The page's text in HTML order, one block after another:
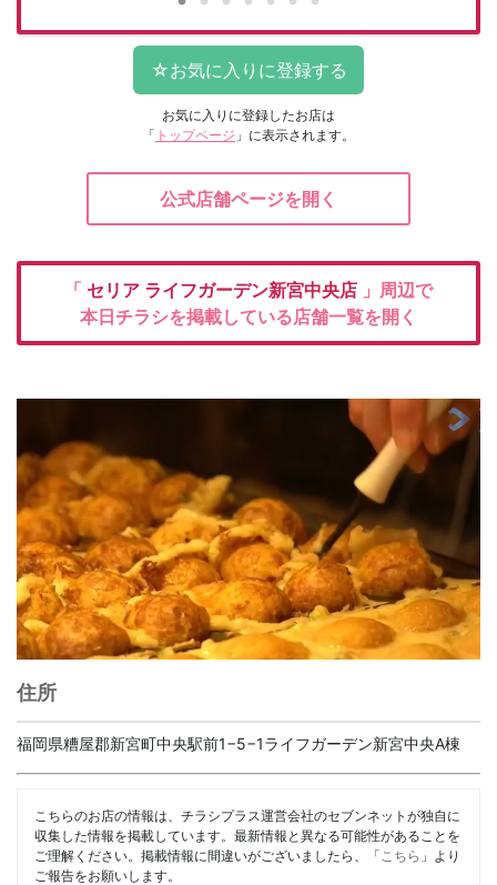
お気に入りに登録したお店は
「 トップページ 」に表示されます。
公式店舗ページを開く
「 セリア ライフガーデン新宮中央店 」周辺で
本日チラシを掲載している店舗一覧を開く
住所
福岡県糟屋郡新宮町中央駅前1−5−1ライフガーデン新宮中央A棟
こちらのお店の情報は、チラシプラス運営会社のセブンネットが独自に
収集した情報を掲載しています。最新情報と異なる可能性があることを
ご理解ください。掲載情報に間違いがございましたら、「 こちら 」より
ご報告をお願いします。